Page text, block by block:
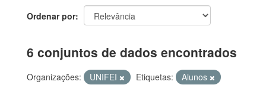
Ordenar por
6 conjuntos de dados encontrados
Organizações: UNIFEI Etiquetas:
Alunos